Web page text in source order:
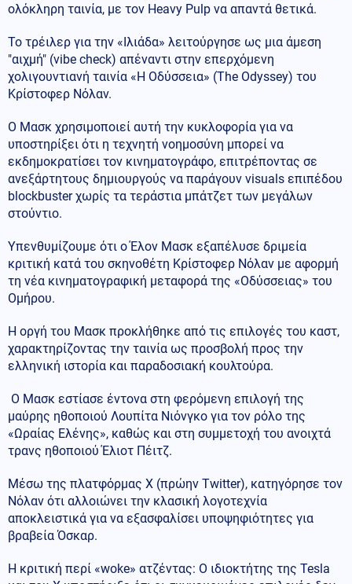
ολόκληρη ταινία, με τον Heavy Pulp να απαντά θετικά.
Το τρέιλερ για την «Ιλιάδα» λειτούργησε ως μια άμεση
"αιχμή" (vibe check) απέναντι στην επερχόμενη
χολιγουντιανή ταινία «Η Οδύσσεια» (The Odyssey) του
Κρίστοφερ Νόλαν.
Ο Μασκ χρησιμοποιεί αυτή την κυκλοφορία για να
υποστηρίξει ότι η τεχνητή νοημοσύνη μπορεί να
εκδημοκρατίσει τον κινηματογράφο, επιτρέποντας σε
ανεξάρτητους δημιουργούς να παράγουν visuals επιπέδου
blockbuster χωρίς τα τεράστια μπάτζετ των μεγάλων
στούντιο.
Υπενθυμίζουμε ότι ο Έλον Μασκ εξαπέλυσε δριμεία
κριτική κατά του σκηνοθέτη Κρίστοφερ Νόλαν με αφορμή
τη νέα κινηματογραφική μεταφορά της «Οδύσσειας» του
Ομήρου.
Η οργή του Μασκ προκλήθηκε από τις επιλογές του καστ,
χαρακτηρίζοντας την ταινία ως προσβολή προς την
ελληνική ιστορία και παραδοσιακή κουλτούρα.
Ο Μασκ εστίασε έντονα στη φερόμενη επιλογή της
μαύρης ηθοποιού Λουπίτα Νιόνγκο για τον ρόλο της
«Ωραίας Ελένης», καθώς και στη συμμετοχή του ανοιχτά
τρανς ηθοποιού Έλιοτ Πέιτζ.
Μέσω της πλατφόρμας X (πρώην Twitter), κατηγόρησε τον
Νόλαν ότι αλλοιώνει την κλασική λογοτεχνία
αποκλειστικά για να εξασφαλίσει υποψηφιότητες για
βραβεία Όσκαρ.
Η κριτική περί «woke» ατζέντας: Ο ιδιοκτήτης της Tesla